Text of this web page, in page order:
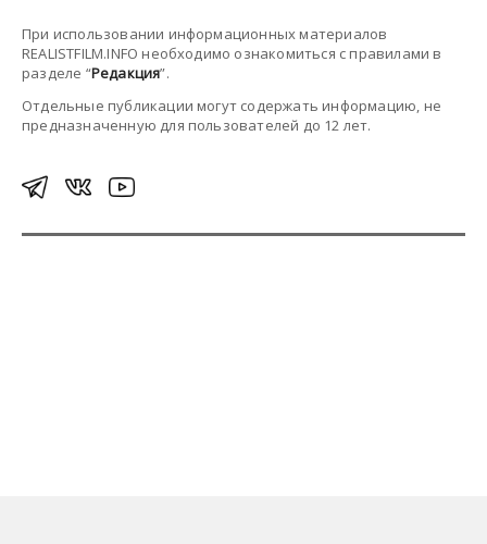
При использовании информационных материалов
REALISTFILM.INFO необходимо ознакомиться с правилами в
разделе “Редакция”.
Отдельные публикации могут содержать информацию, не
предназначенную для пользователей до 12 лет.